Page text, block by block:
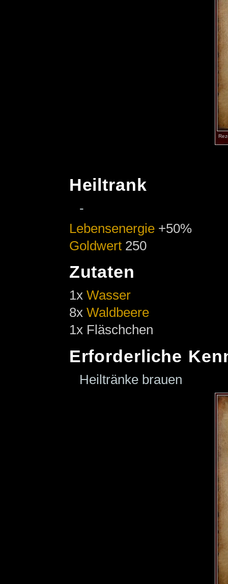
Heiltrank
-
Lebensenergie+50%
Goldwert250
Zutaten
1x Wasser
8x Waldbeere
1x Fläschchen
Erforderliche
Heiltränke brauen